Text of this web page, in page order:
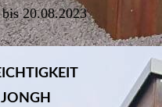
20.08.2023